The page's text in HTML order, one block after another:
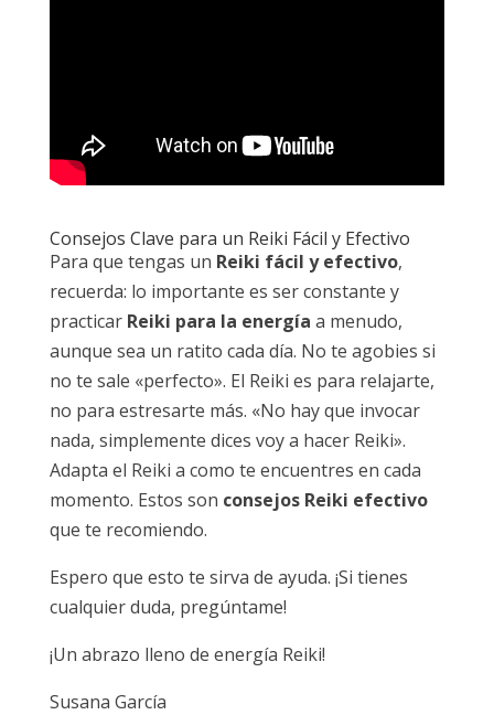
Consejos Clave para un Reiki Fácil y Efectivo
Para que tengas un Reiki fácil y efectivo,
recuerda: lo importante es ser constante y
practicar Reiki para la energía a menudo,
aunque sea un ratito cada día. No te agobies si
no te sale «perfecto». El Reiki es para relajarte,
no para estresarte más. «No hay que invocar
nada, simplemente dices voy a hacer Reiki».
Adapta el Reiki a como te encuentres en cada
momento. Estos son consejos Reiki efectivo
que te recomiendo.
Espero que esto te sirva de ayuda. ¡Si tienes
cualquier duda, pregúntame!
¡Un abrazo lleno de energía Reiki!
Susana García